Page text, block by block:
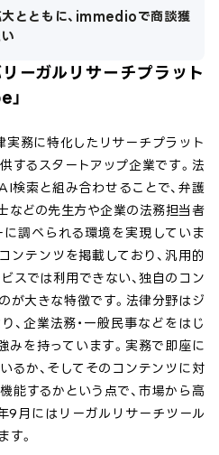
大とともに、immedioで商談獲
ーガルリサーチプラット
務に特化したリサーチプラット
するスタートアップ企業です。法
検索と組み合わせることで、弁護
などの先生方や企業の法務担当者
調べられる環境を実現していま
ンテンツを掲載しており、汎用的
スでは利用できない、独自のコン
が大きな特徴です。法律分野はジ
、企業法務・一般民事などをはじ
みを持っています。実務で即座に
るか、そしてそのコンテンツに対
能するかという点で、市場から高
9月にはリーガルリサーチツール
す。